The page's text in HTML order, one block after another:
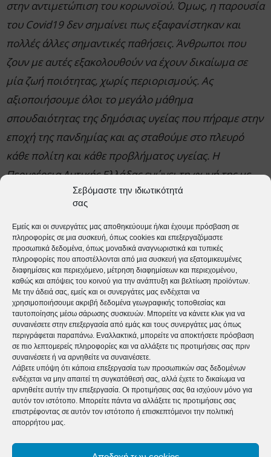
Σεβόμαστε την ιδιωτικότητά
σας
Εμείς και οι συνεργάτες μας αποθηκεύουμε ή/και έχουμε πρόσβαση σε
πληροφορίες σε μια συσκευή, όπως cookies και επεξεργαζόμαστε
προσωπικά δεδομένα, όπως μοναδικά αναγνωριστικά και τυπικές
πληροφορίες που αποστέλλονται από μια συσκευή για εξατομικευμένες
διαφημίσεις και περιεχόμενο, μέτρηση διαφημίσεων και περιεχομένου,
καθώς και απόψεις του κοινού για την ανάπτυξη και βελτίωση προϊόντων.
Με την άδειά σας, εμείς και οι συνεργάτες μας ενδέχεται να
χρησιμοποιήσουμε ακριβή δεδομένα γεωγραφικής τοποθεσίας και
ταυτοποίησης μέσω σάρωσης συσκευών. Μπορείτε να κάνετε κλικ για να
συναινέσετε στην επεξεργασία από εμάς και τους συνεργάτες μας όπως
περιγράφεται παραπάνω. Εναλλακτικά, μπορείτε να αποκτήσετε πρόσβαση
σε πιο λεπτομερείς πληροφορίες και να αλλάξετε τις προτιμήσεις σας πριν
συναινέσετε ή να αρνηθείτε να συναινέσετε.
Λάβετε υπόψη ότι κάποια επεξεργασία των προσωπικών σας δεδομένων
ενδέχεται να μην απαιτεί τη συγκατάθεσή σας, αλλά έχετε το δικαίωμα να
αρνηθείτε αυτήν την επεξεργασία. Οι προτιμήσεις σας θα ισχύουν μόνο για
αυτόν τον ιστότοπο. Μπορείτε πάντα να αλλάξετε τις προτιμήσεις σας
επιστρέφοντας σε αυτόν τον ιστότοπο ή επισκεπτόμενοι την πολιτική
απορρήτου μας.
στην αντιμετώπιση του κορωνοϊού. Όμως, η παρουσία
του Covid19 δεν σημαίνει πως εξαφανίστηκαν και
πολλές άλλες σημαντικές παθήσεις. Άνθρωποι που
ζουν με αυτές εξακολουθούν να έχουν δικαίωμα σε
μία ζωή ποιότητας, χωρίς περιορισμούς. Ας
αξιοποιήσουμε όλοι το μεγάλο μάθημα
σπουδαιότητας της δημόσιας υγείας που πήραμε στην
εποχή της πανδημίας και ας σταθούμε στο πλευρό
κάθε πολίτη και κάθε προβλήματος υγείας. Η
Περιφέρεια Δυτικής Ελλάδας ενώνει τη φωνή της με
την κοινωνία των πολιτών, με τις οργανώσεις και τα
σωματεία που ενισχύουν πάσχουσες πληθυσμιακές
ομάδες και φυσικά, με το σύνολο των επαγγελματιών
υγείας. Η ανθρώπινη υγεία, πάνω απ’ όλα!»
tweet
Προηγούμενο άρθρο
Δήλωση Υπουργού Υγείας
Βασίλη Κικίλια για την
Παγκόσμια Ημέρα
Επόμενο άρθρο
Δύναμη Ζωής 18/05/2021